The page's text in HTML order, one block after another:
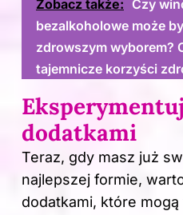
Zobacz także: Czy
bezalkoholowe może
zdrowszym wyborem?
tajemnicze korzyści
dodatkami
Teraz, gdy masz już
najlepszej formie,
dodatkami, które